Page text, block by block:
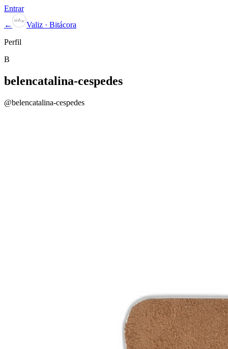
Entrar
←
Valiz · Bitácora
Perfil
B
belencatalina-cespedes
@belencatalina-cespedes